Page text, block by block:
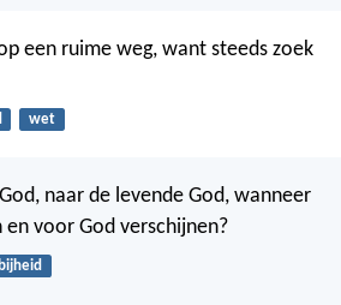
een ruime weg, want steeds zoek
wet
naar de levende God, wanneer
en voor God verschijnen?